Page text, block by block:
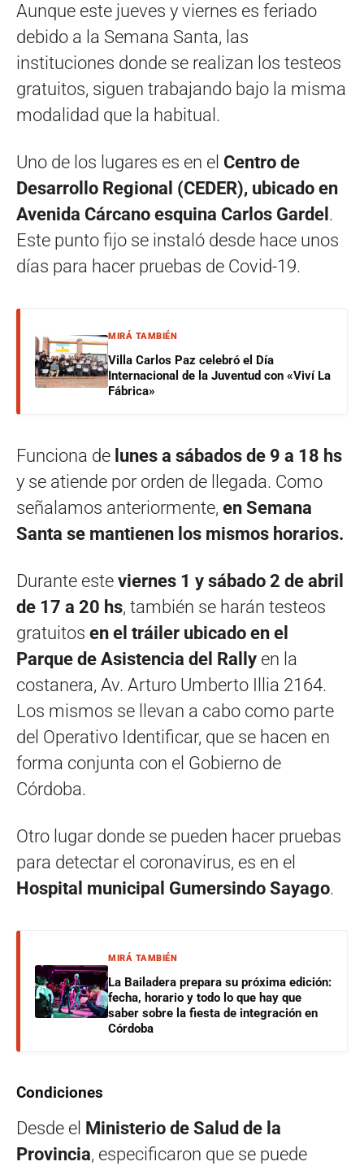
Aunque este jueves y viernes es feriado
debido a la Semana Santa, las
instituciones donde se realizan los testeos
gratuitos, siguen trabajando bajo la misma
modalidad que la habitual.
Uno de los lugares es en el Centro de
Desarrollo Regional (CEDER), ubicado en
Avenida Cárcano esquina Carlos Gardel .
Este punto fijo se instaló desde hace unos
días para hacer pruebas de Covid-19.
MIRÁ TAMBIÉN
Villa Carlos Paz celebró el Día
Internacional de la Juventud con «Viví La
Fábrica»
Funciona de lunes a sábados de 9 a 18 hs
y se atiende por orden de llegada. Como
señalamos anteriormente, en Semana
Santa se mantienen los mismos horarios.
Durante este viernes 1 y sábado 2 de abril
de 17 a 20 hs, también se harán testeos
gratuitos en el tráiler ubicado en el
Parque de Asistencia del Rally en la
costanera, Av. Arturo Umberto Illia 2164.
Los mismos se llevan a cabo como parte
del Operativo Identificar, que se hacen en
forma conjunta con el Gobierno de
Córdoba.
Otro lugar donde se pueden hacer pruebas
para detectar el coronavirus, es en el
Hospital municipal Gumersindo Sayago.
MIRÁ TAMBIÉN
La Bailadera prepara su próxima edición:
fecha, horario y todo lo que hay que
saber sobre la fiesta de integración en
Córdoba
Condiciones
Desde el Ministerio de Salud de la
Provincia, especificaron que se puede